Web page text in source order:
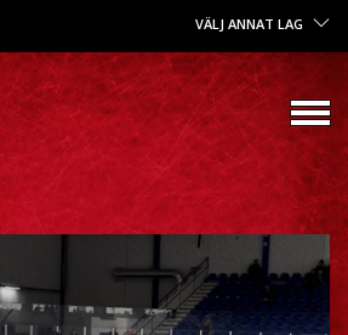
VÄLJ ANNAT LAG